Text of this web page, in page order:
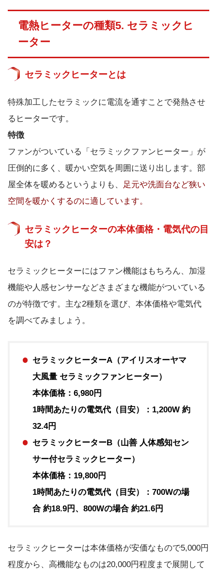
電熱ヒーターの種類5. セラミックヒ
ーター
セラミックヒーターとは
特殊加工したセラミックに電流を通すことで発熱させ
るヒーターです。
特徴
ファンがついている「セラミックファンヒーター」が
圧倒的に多く、暖かい空気を周囲に送り出します。部
屋全体を暖めるというよりも、 足元や洗面台など狭い
空間を暖かくするのに適しています。
セラミックヒーターの本体価格・電気代の目
安は？
セラミックヒーターにはファン機能はもちろん、加湿
機能や人感センサーなどさまざまな機能がついている
のが特徴です。主な2種類を選び、本体価格や電気代
を調べてみましょう。
セラミックヒーターA（アイリスオーヤマ
大風量 セラミックファンヒーター）
本体価格：6,980円
1時間あたりの電気代（目安）：1,200W 約
32.4円
セラミックヒーターB（山善 人体感知セン
サー付セラミックヒーター）
本体価格：19,800円
1時間あたりの電気代（目安）：700Wの場
合 約18.9円、800Wの場合 約21.6円
セラミックヒーターは本体価格が安価なもので5,000円
程度から、高機能なものは20,000円程度まで展開して